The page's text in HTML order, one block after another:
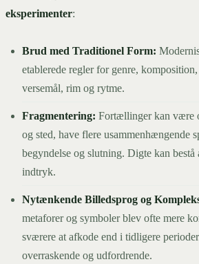
eksperimenter:
Brud med Traditionel Form:
etablerede regler for genre,
versemål, rim og rytme.
Fragmentering: Fortællinger kan være
og sted, have flere usammenhængende
begyndelse og slutning. Digte kan
indtryk.
Nytænkende Billedsprog og
metaforer og symboler blev ofte mere
sværere at afkode end i tidligere
overraskende og udfordrende.